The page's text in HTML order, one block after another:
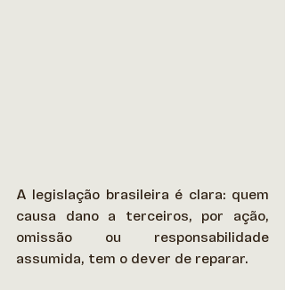
A legislação brasileira é clara: quem
causa dano a terceiros, por ação,
omissão ou responsabilidade
assumida, tem o dever de reparar.